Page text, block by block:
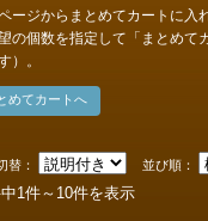
ージからまとめてカートに入
の個数を指定して「まとめ
）。
替： 並び順：
1件～10件を表示